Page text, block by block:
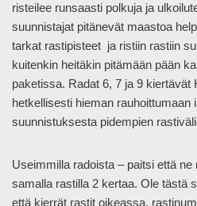
risteilee runsaasti polkuja ja
suunnistajat pitänevät maastoa
tarkat rastipisteet ja ristiin rastiin
kuitenkin heitäkin pitämään pään
paketissa. Radat 6, 7 ja 9 kiertävät
hetkellisesti hieman rauhoittumaan
suunnistuksesta pidempien
Useimmilla radoista – paitsi että
samalla rastilla 2 kertaa. Ole tästä
että kierrät rastit oikeassa,